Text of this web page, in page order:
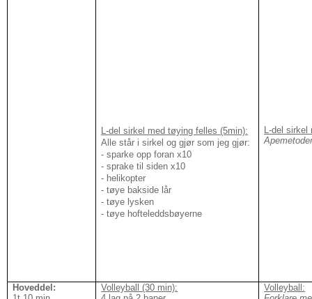
L-del sirkel med tøying felles (5min):
Alle står i sirkel og gjør som jeg gjør:
- sparke opp foran x10
- sprake til siden x10
- helikopter
- tøye bakside lår
- tøye lysken
- tøye hofteleddsbøyerne
L-del
Hoveddel:
Volleyball (30 min):
Volleyball: